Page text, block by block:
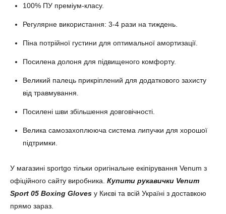
100% ПУ преміум-класу.
Регулярне використання: 3-4 рази на тиждень.
Піна потрійної густини для оптимальної амортизації.
Посилена долоня для підвищеного комфорту.
Великий палець прикріплений для додаткового захисту
від травмування.
Посилені шви збільшення довговічності.
Велика самозахоплююча система липучки для хорошої
підтримки.
У магазині sportgo тільки оригінальне екіпірування Venum з
офіційного сайту виробника. Купити рукавички Venum
Sport 05 Boxing Gloves у Києві та всій Україні з доставкою
прямо зараз.